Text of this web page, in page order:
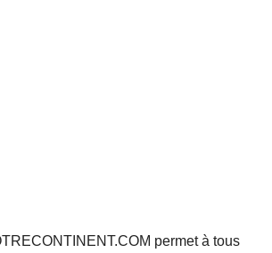
permet à tous